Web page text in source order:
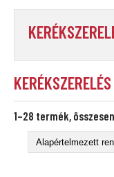
1–28 termék,